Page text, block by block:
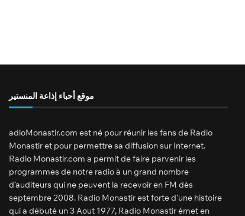
موقع أحباء إذاعة المنستير
adioMonastir.com est né pour réunir les fans de Radio
Monastir et pour permettre sa diffusion sur Internet.
Radio Monastir.com a permit de faire parvenir les
programmes de notre radio à un grand nombre
d’auditeurs qui ne peuvent la recevoir en FM dès
septembre 2008. Radio Monastir est forte d’une histoire
qui a débuté un 3 Aout 1977, Radio Monastir émet en